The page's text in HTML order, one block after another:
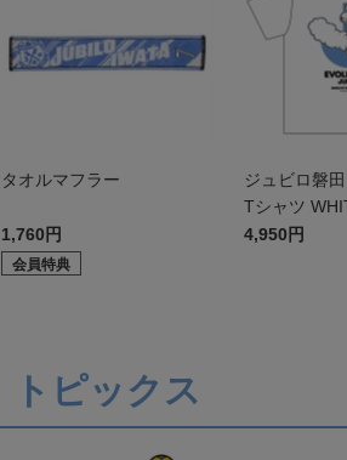
タオルマフラー
1,760円
会員特典
ジュビロ磐
Tシャツ
4,950円
トピックス